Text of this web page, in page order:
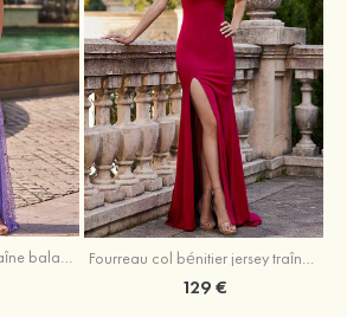
Fourreau carrée tulle traîne balayage robe de bal Fourreau col bénitier jersey traîne balayage robe de bal
129 €